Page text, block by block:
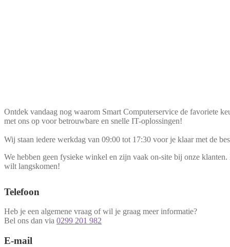
Ontdek vandaag nog waarom Smart Computerservice de favoriete
met ons op voor betrouwbare en snelle IT-oplossingen!
Wij staan iedere werkdag van 09:00 tot 17:30 voor je klaar met de
We hebben geen fysieke winkel en zijn vaak on-site bij onze klanten.
wilt langskomen!
Telefoon
Heb je een algemene vraag of wil je graag meer informatie?
Bel ons dan via 0299 201 982
E-mail